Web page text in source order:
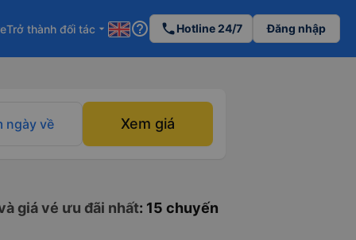
Trở thành đối tác arrow_drop_down help_outline phoneHotline 24/7 Đăng nhập
ngày về Xem giá
giá vé ưu đãi nhất: 15 chuyến